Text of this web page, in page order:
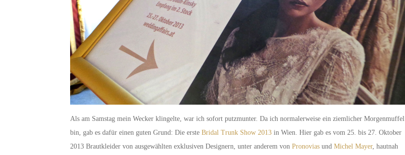
Als am Samstag mein Wecker klingelte, war ich sofort putzmunter. Da ich normalerweise ein ziemlicher Morgenmuffel
bin, gab es dafür einen guten Grund: Die erste Bridal Trunk Show 2013 in Wien. Hier gab es vom 25. bis 27. Oktober
2013 Brautkleider von ausgewählten exklusiven Designern, unter anderem von Pronovias und Michel Mayer, hautnah